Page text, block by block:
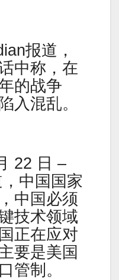
报道，
中称，在
的战争
入混乱。
22 日 –
中国国家
中国必须
技术领域
正在应对
要是美国
管制。